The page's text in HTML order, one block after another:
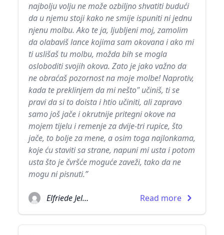
najbolju volju ne može ozbiljno shvatiti budući
da u njemu stoji kako ne smije ispuniti ni jednu
njenu molbu. Ako te ja, ljubljeni moj, zamolim
da olabaviš lance kojima sam okovana i ako mi
ti uslišaš tu molbu, možda bih se mogla
osloboditi svojih okova. Zato je jako važno da
ne obraćaš pozornost na moje molbe! Naprotiv,
kada te preklinjem da mi nešto" učiniš, ti se
pravi da si to doista i htio učiniti, ali zapravo
samo još jače i okrutnije pritegni okove na
mojem tijelu i remenje za dvije-tri rupice, što
jače, to bolje za mene, a osim toga najlonkama,
koje ću staviti sa strane, napuni mi usta i potom
usta što je čvršće moguće zaveži, tako da ne
mogu ni pisnuti.”
Elfriede Jelinek Read more